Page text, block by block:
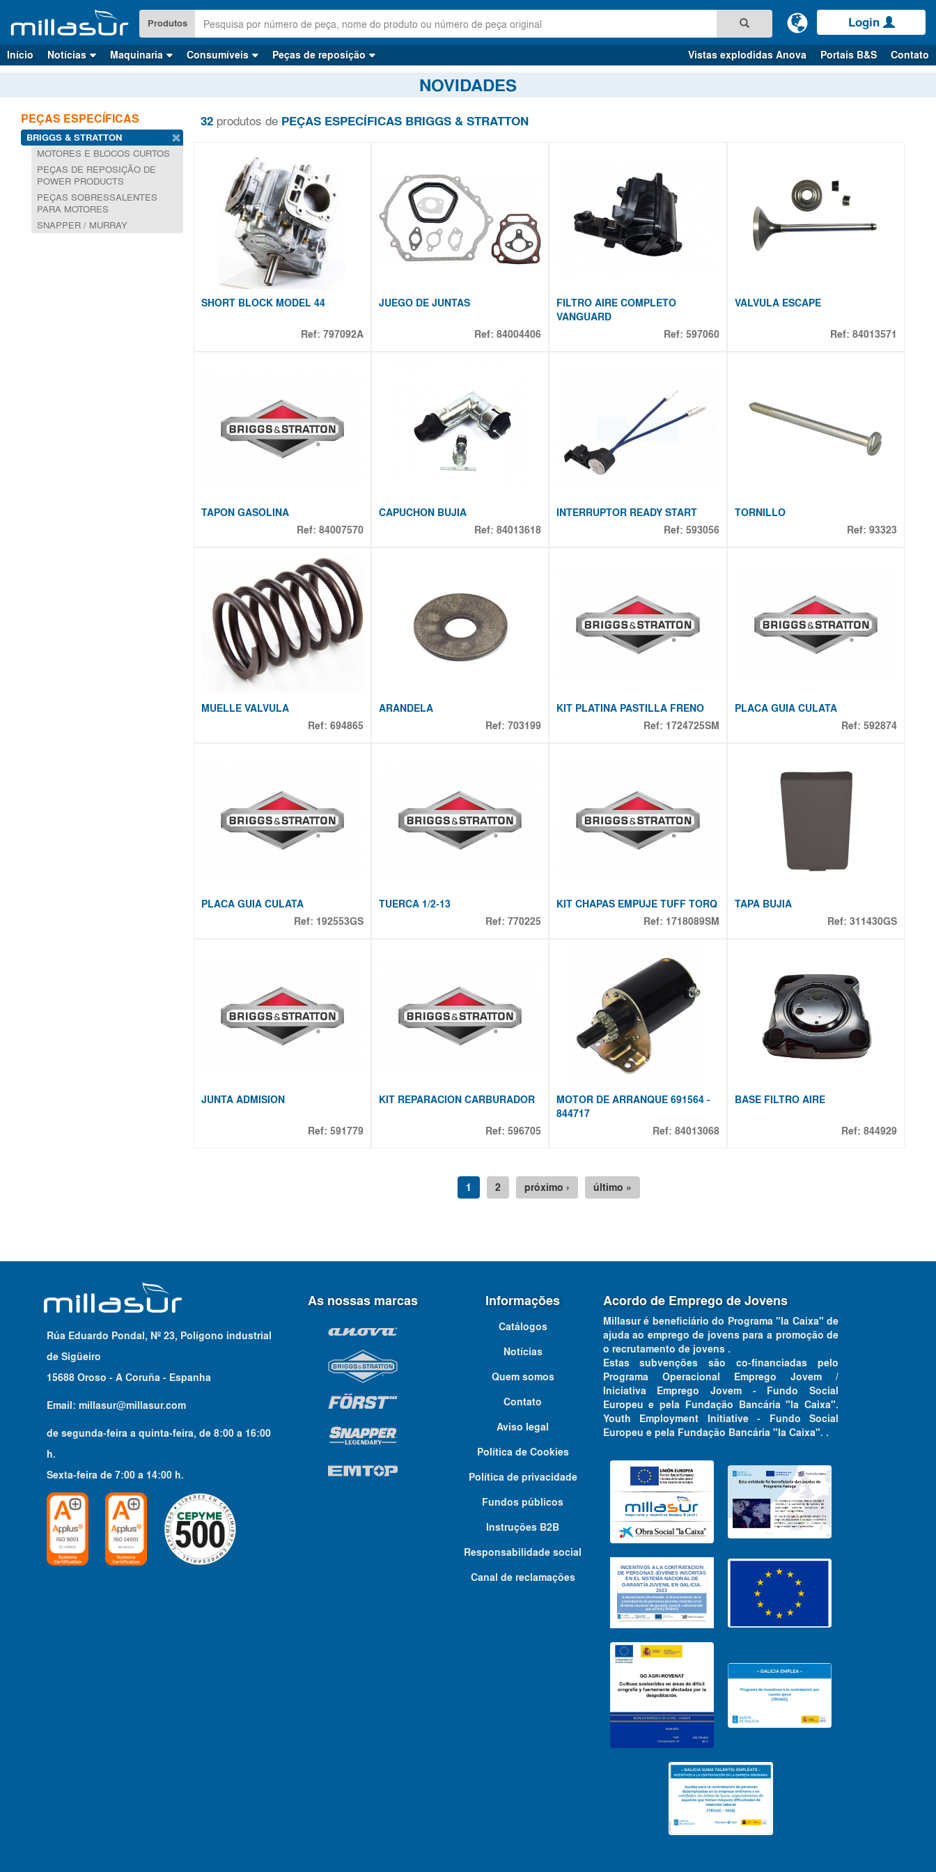
para
conteúdo
principal
Produtos Login
Início Notícias Maquinaria Consumíveis Peças de reposição Vistas explodidas Anova Portais B&S Contato
NOVIDADES
PEÇAS ESPECÍFICAS
BRIGGS & STRATTON
MOTORES E BLOCOS CURTOS
PEÇAS DE REPOSIÇÃO DE
POWER PRODUCTS
PEÇAS SOBRESSALENTES
PARA MOTORES
SNAPPER / MURRAY
32produtos de PEÇAS ESPECÍFICAS BRIGGS & STRATTON
SHORT BLOCK MODEL 44
Ref:797092A
JUEGO DE JUNTAS
Ref:84004406
FILTRO AIRE COMPLETO
VANGUARD
Ref: 597060
VALVULA ESCAPE
Ref: 84013571
TAPON GASOLINA
Ref:84007570
CAPUCHON BUJIA
Ref:84013618
INTERRUPTOR READY START
Ref: 593056
TORNILLO
Ref: 93323
MUELLE VALVULA
Ref:694865
ARANDELA
Ref:703199
KIT PLATINA PASTILLA FRENO
Ref: 1724725SM
PLACA GUIA CULATA
Ref: 592874
PLACA GUIA CULATA
Ref: 192553GS
TUERCA 1/2-13
Ref:770225
KIT CHAPAS EMPUJE TUFF TORQ
Ref: 1718089SM
TAPA BUJIA
Ref: 311430GS
JUNTA ADMISION
Ref:591779
KIT REPARACION CARBURADOR
Ref:596705
MOTOR DE ARRANQUE 691564 -
844717
Ref: 84013068
BASE FILTRO AIRE
Ref: 844929
1 2 próximo › último »
Rúa Eduardo Pondal, Nº 23, Polígono industrial
de Sigüeiro
15688 Oroso - A Coruña - Espanha
Email:millasur@millasur.com
de segunda-feira a quinta-feira, de8:00 a 16:00
h.
Sexta-feira de7:00 a 14:00 h.
As nossas marcas Informações
Catálogos
Notícias
Quem somos
Contato
Aviso legal
Política de Cookies
Política de privacidade
Fundos públicos
Instruções B2B
Responsabilidade social
Canal de reclamações
Acordo de Emprego de Jovens
Millasur é beneficiário do Programa "la Caixa" de
ajuda ao emprego de jovens para a promoção de
o recrutamento de jovens .
Estas subvenções são co-financiadas pelo
Programa Operacional Emprego Jovem /
Iniciativa Emprego Jovem - Fundo Social
Europeu e pela Fundação Bancária "la Caixa".
Youth Employment Initiative - Fundo Social
Europeu e pela Fundação Bancária "la Caixa". .